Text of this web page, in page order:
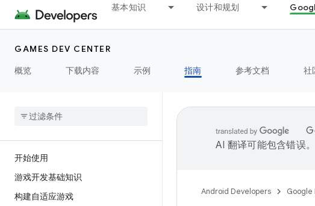
基本知识 设计和规划
GAMES DEV CENTER
概览
下载内容 示例 指南 参考文档 社
开始使用
游戏开发基础知识
构建自适应游戏
AI 翻译可能包含错误。
Android Developers Google